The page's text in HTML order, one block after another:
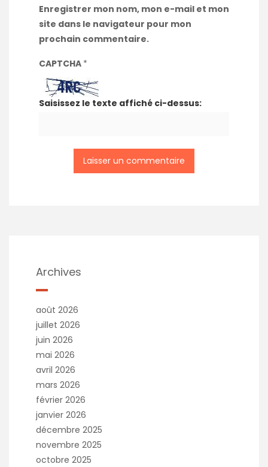
Enregistrer mon nom, mon e-mail et mon
site dans le navigateur pour mon
prochain commentaire.
CAPTCHA *
Saisissez le texte affiché ci-dessus:
Archives
août 2026
juillet 2026
juin 2026
mai 2026
avril 2026
mars 2026
février 2026
janvier 2026
décembre 2025
novembre 2025
octobre 2025